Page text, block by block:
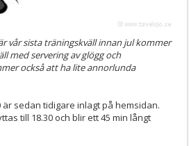
vår sista träningskväll innan jul kommer
med servering av glögg och
också att ha lite annorlunda
sedan tidigare inlagt på hemsidan.
till 18.30 och blir ett 45 min långt